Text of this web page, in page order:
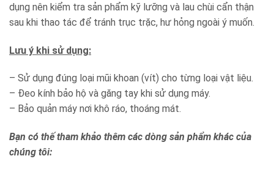
dụng nên kiểm tra sản phẩm kỹ lưỡng và lau chùi cẩn thận
sau khi thao tác để tránh trục trặc, hư hỏng ngoài ý muốn.
Lưu ý khi sử dụng:
– Sử dụng đúng loại mũi khoan (vít) cho từng loại vật liệu.
– Đeo kính bảo hộ và găng tay khi sử dụng máy.
– Bảo quản máy nơi khô ráo, thoáng mát.
Bạn có thế tham khảo thêm các dòng sản phẩm khác của
chúng tôi: